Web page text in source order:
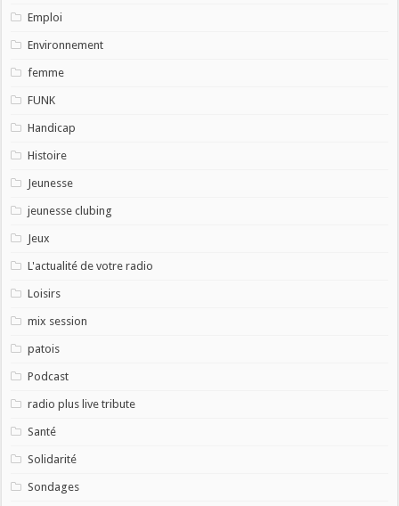
Emploi
Environnement
femme
FUNK
Handicap
Histoire
Jeunesse
jeunesse clubing
Jeux
L'actualité de votre radio
Loisirs
mix session
patois
Podcast
radio plus live tribute
Santé
Solidarité
Sondages